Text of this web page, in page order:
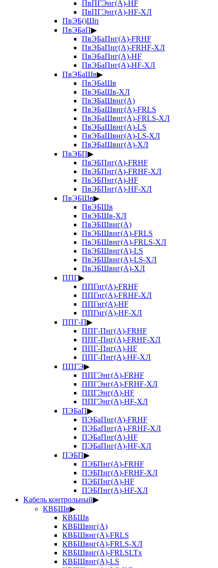
ПвПГЭнг(А)-HF
ПвПГЭнг(А)-HF-ХЛ
ПвЭБ()Шп
ПвЭБаП▶
ПвЭБаПнг(А)-FRHF
ПвЭБаПнг(А)-FRHF-ХЛ
ПвЭБаПнг(А)-HF
ПвЭБаПнг(А)-HF-ХЛ
ПвЭБаШв▶
ПвЭБаШв
ПвЭБаШв-ХЛ
ПвЭБаШвнг(А)
ПвЭБаШвнг(А)-FRLS
ПвЭБаШвнг(А)-FRLS-ХЛ
ПвЭБаШвнг(А)-LS
ПвЭБаШвнг(А)-LS-ХЛ
ПвЭБаШвнг(А)-ХЛ
ПвЭБП▶
ПвЭБПнг(А)-FRHF
ПвЭБПнг(А)-FRHF-ХЛ
ПвЭБПнг(А)-HF
ПвЭБПнг(А)-HF-ХЛ
ПвЭБШв▶
ПвЭБШв
ПвЭБШв-ХЛ
ПвЭБШвнг(А)
ПвЭБШвнг(А)-FRLS
ПвЭБШвнг(А)-FRLS-ХЛ
ПвЭБШвнг(А)-LS
ПвЭБШвнг(А)-LS-ХЛ
ПвЭБШвнг(А)-ХЛ
ППГ▶
ППГнг(А)-FRHF
ППГнг(А)-FRHF-ХЛ
ППГнг(А)-HF
ППГнг(А)-HF-ХЛ
ППГ-П▶
ППГ-Пнг(А)-FRHF
ППГ-Пнг(А)-FRHF-ХЛ
ППГ-Пнг(А)-HF
ППГ-Пнг(А)-HF-ХЛ
ППГЭ▶
ППГЭнг(А)-FRHF
ППГЭнг(А)-FRHF-ХЛ
ППГЭнг(А)-HF
ППГЭнг(А)-HF-ХЛ
ПЭБаП▶
ПЭБаПнг(А)-FRHF
ПЭБаПнг(А)-FRHF-ХЛ
ПЭБаПнг(А)-HF
ПЭБаПнг(А)-HF-ХЛ
ПЭБП▶
ПЭБПнг(А)-FRHF
ПЭБПнг(А)-FRHF-ХЛ
ПЭБПнг(А)-HF
ПЭБПнг(А)-HF-ХЛ
Кабель контрольный▶
КВБШв▶
КВБШв
КВБШвнг(А)
КВБШвнг(А)-FRLS
КВБШвнг(А)-FRLS-ХЛ
КВБШвнг(А)-FRLSLTx
КВБШвнг(А)-LS